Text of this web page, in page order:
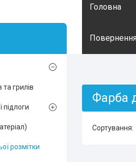
Головна
Фарба
грилів
розмітки